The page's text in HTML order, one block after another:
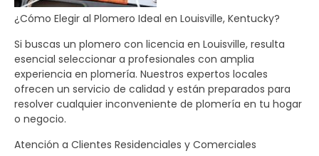
¿Cómo Elegir al Plomero Ideal en Louisville, Kentucky?
Si buscas un plomero con licencia en Louisville, resulta
esencial seleccionar a profesionales con amplia
experiencia en plomería. Nuestros expertos locales
ofrecen un servicio de calidad y están preparados para
resolver cualquier inconveniente de plomería en tu hogar
o negocio.
Atención a Clientes Residenciales y Comerciales